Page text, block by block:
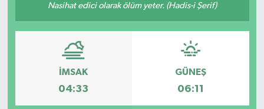
Nasihat edici olarak ölüm yeter. (Hadis-i Şerif)
İMSAK
04:33
GÜNEŞ
06:11
YAŞAM
Haber Arşivi